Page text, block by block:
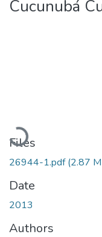
Cucunubá
Loading...
Files
26944-1.pdf(2.87
Date
2013
Authors